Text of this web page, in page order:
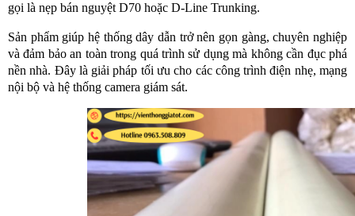
gọi là nẹp bán nguyệt D70 hoặc D-Line Trunking.
Sản phẩm giúp hệ thống dây dẫn trở nên gọn gàng, chuyên nghiệp
và đảm bảo an toàn trong quá trình sử dụng mà không cần đục phá
nền nhà. Đây là giải pháp tối ưu cho các công trình điện nhẹ, mạng
nội bộ và hệ thống camera giám sát.